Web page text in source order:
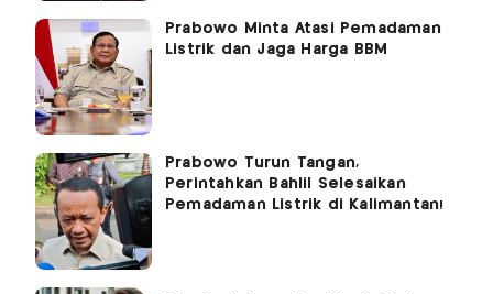
Prabowo Minta Atasi Pemadaman
Listrik dan Jaga Harga BBM
Prabowo Turun Tangan,
Perintahkan Bahlil Selesaikan
Pemadaman Listrik di Kalimantan!